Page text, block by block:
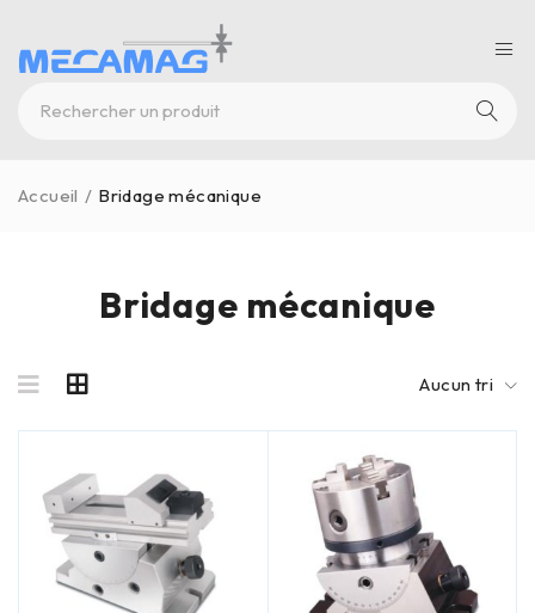
Bridage mécanique
Accueil / Bridage mécanique
Aucun tri